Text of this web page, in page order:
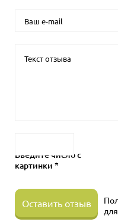
Введите число с
картинки *
Оставить отзыв